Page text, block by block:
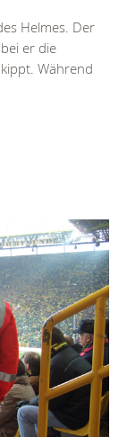
Helmes. Der
er die
Während